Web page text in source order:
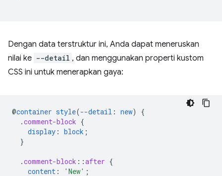
Dengan data terstruktur ini, Anda dapat meneruskan
nilai ke --detail , dan menggunakan properti kustom
CSS ini untuk menerapkan gaya:
@container style(--detail : new)
{
.comment-block {
display : block ;
}
.comment-block ::after {
content : 'New' ;